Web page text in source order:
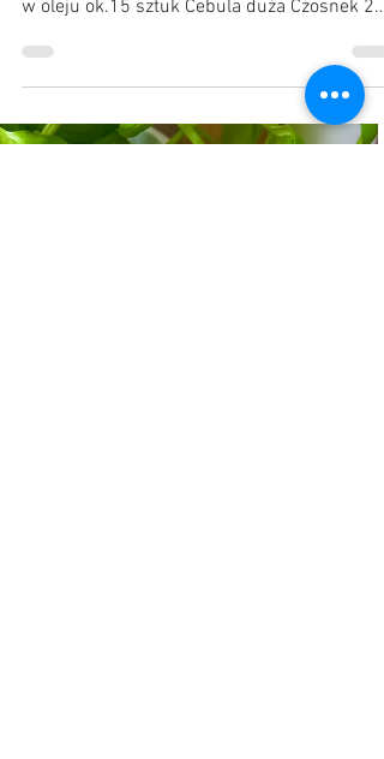
Kulinarne Przygody :)
Śledzie z suszonymi pomidorami
Składniki: Filety śledziowe 500 g (
wymoczone lub w oleju ) Suszone pomidory